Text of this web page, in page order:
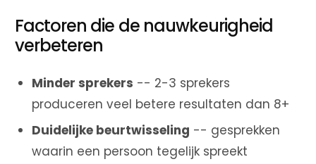
Factoren die de nauwkeurigheid
verbeteren
Minder sprekers -- 2-3 sprekers
produceren veel betere resultaten dan 8+
Duidelijke beurtwisseling -- gesprekken
waarin een persoon tegelijk spreekt